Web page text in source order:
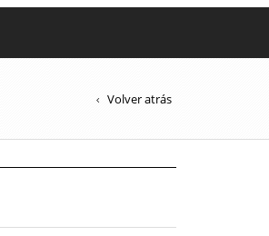
Volver atrás